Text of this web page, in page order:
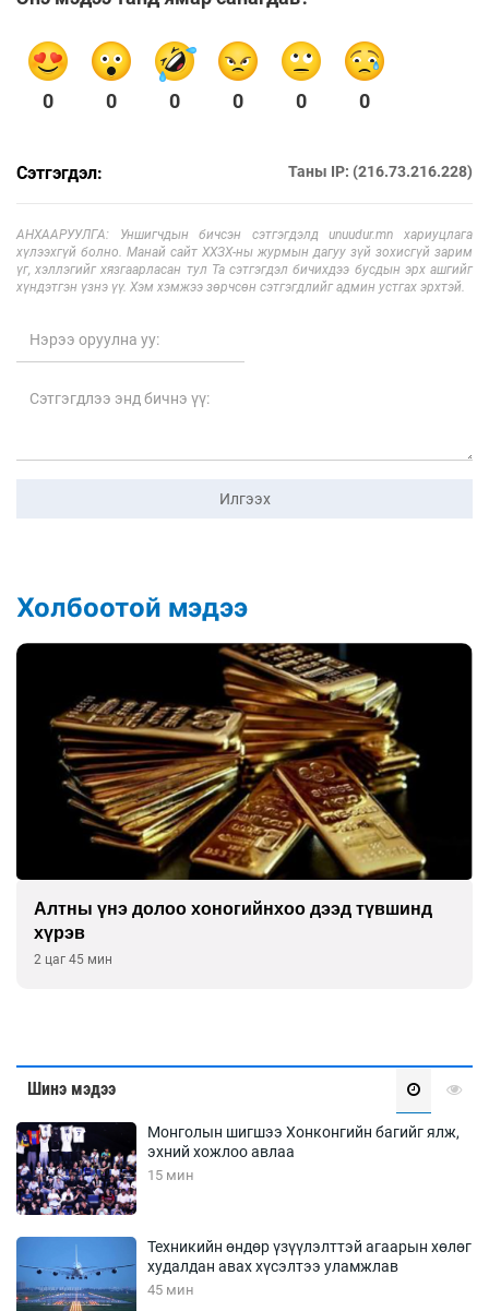
0 0 0 0 0 0
Сэтгэгдэл: Таны IP: (216.73.216.228)
АНХААРУУЛГА: Уншигчдын бичсэн сэтгэгдэлд unuudur.mn хариуцлага
хүлээхгүй болно. Манай сайт ХХЗХ-ны журмын дагуу зүй зохисгүй зарим
үг, хэллэгийг хязгаарласан тул Та сэтгэгдэл бичихдээ бусдын эрх ашгийг
хүндэтгэн үзнэ үү. Хэм хэмжээ зөрчсөн сэтгэгдлийг админ устгах эрхтэй.
Илгээх
Холбоотой мэдээ
Алтны үнэ долоо хоногийнхоо дээд түвшинд
хүрэв
2 цаг 45 мин
Шинэ мэдээ
Монголын шигшээ Хонконгийн багийг ялж,
эхний хожлоо авлаа
15 мин
Техникийн өндөр үзүүлэлттэй агаарын хөлөг
худалдан авах хүсэлтээ уламжлав
45 мин